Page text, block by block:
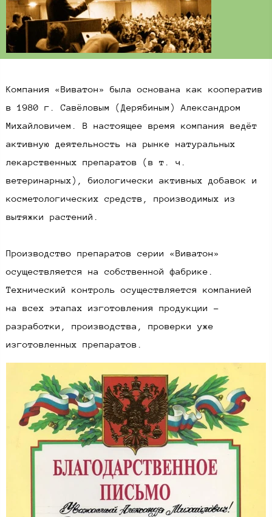
Компания «Виватон» была основана как кооператив
в 1980 г. Савёловым (Дерябиным) Александром
Михайловичем. В настоящее время компания ведёт
активную деятельность на рынке натуральных
лекарственных препаратов (в т. ч.
ветеринарных), биологически активных добавок и
косметологических средств, производимых из
вытяжки растений.
Производство препаратов серии «Виватон»
осуществляется на собственной фабрике.
Технический контроль осуществляется компанией
на всех этапах изготовления продукции -
разработки, производства, проверки уже
изготовленных препаратов.